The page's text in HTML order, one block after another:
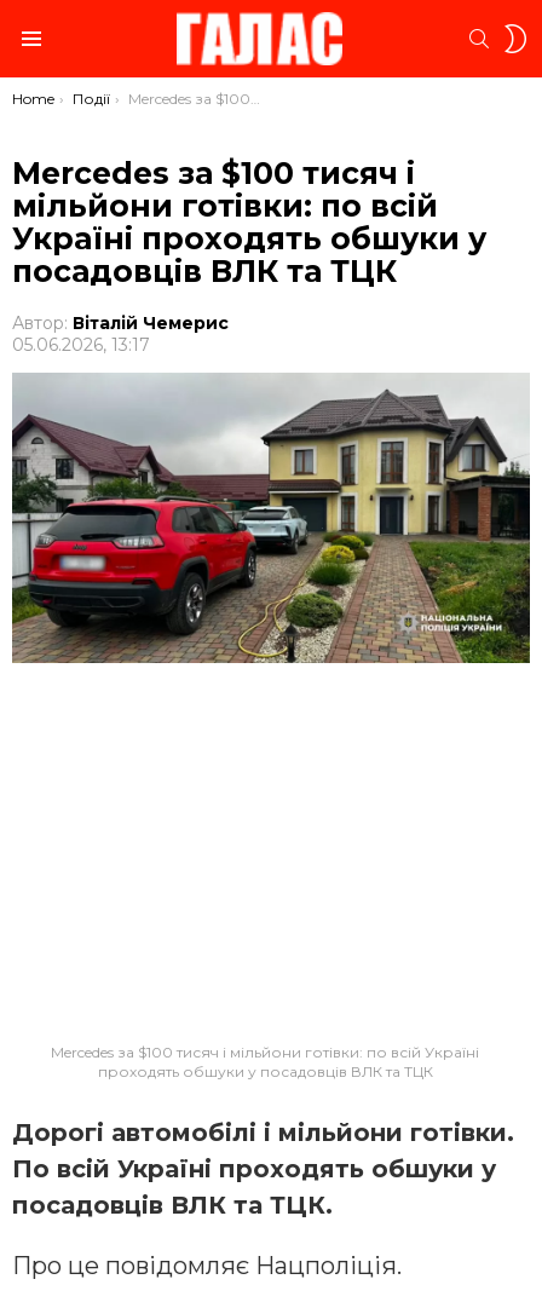
You are here:
Home Події Mercedes за $100 тисяч і мільйони готівки: по всій Україні проходять обшуки у посадовців ВЛК та ТЦК
Mercedes за $100 тисяч і
мільйони готівки: по всій
Україні проходять обшуки у
посадовців ВЛК та ТЦК
Автор: Віталій Чемерис
05.06.2026, 13:17
Mercedes за $100 тисяч і мільйони готівки: по всій Україні
проходять обшуки у посадовців ВЛК та ТЦК
Дорогі автомобілі і мільйони готівки.
По всій Україні проходять обшуки у
посадовців ВЛК та ТЦК.
Про це повідомляє Нацполіція.